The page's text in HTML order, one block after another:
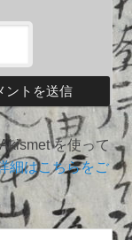
を使って
細はこちらをご